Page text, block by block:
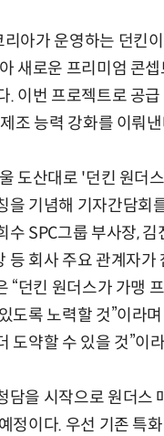
리아가 운영하는 던킨
새로운 프리미엄 콘
. 이번 프로젝트로 공급
조 능력 강화를 이뤄
도산대로 '던킨 원더
을 기념해 기자간담회
수 SPC그룹 부사장,
등 회사 주요 관계자가
“던킨 원더스가 가맹
도록 노력할 것”이라
도약할 수 있을 것”이
담을 시작으로 원더스
정이다. 우선 기존 특